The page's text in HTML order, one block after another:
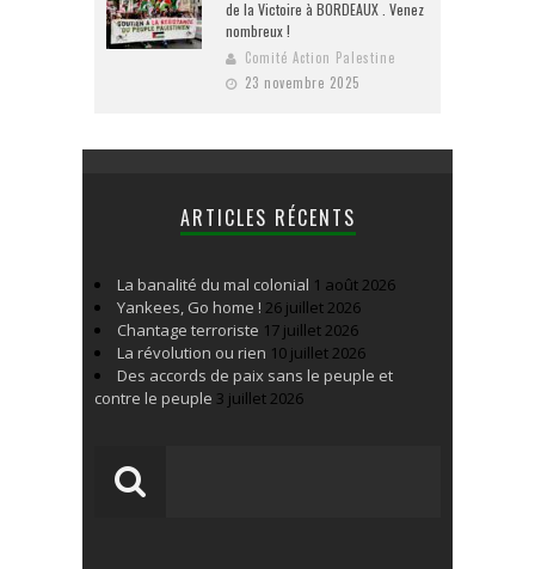
de la Victoire à BORDEAUX . Venez
nombreux !
Comité Action Palestine
23 novembre 2025
ARTICLES RÉCENTS
La banalité du mal colonial 1 août 2026
Yankees, Go home ! 26 juillet 2026
Chantage terroriste 17 juillet 2026
La révolution ou rien 10 juillet 2026
Des accords de paix sans le peuple et
contre le peuple 3 juillet 2026